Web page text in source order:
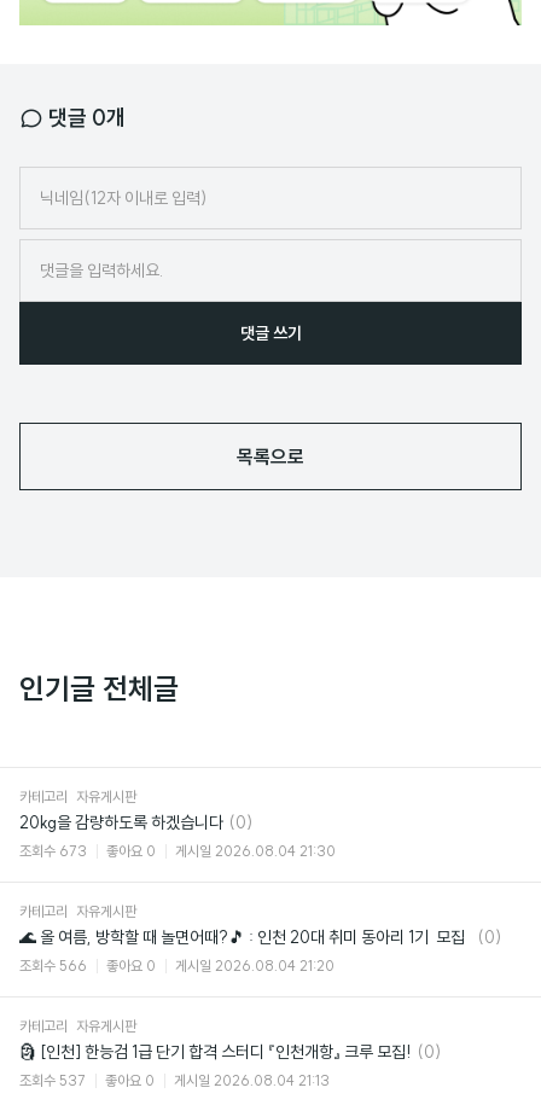
댓글 0개
임
댓글 쓰기
목록으로
인기글 전체글
카테고리 자유게시판
20kg을 감량하도록 하겠습니다 댓
글
(0)
조회수 673 좋아요 0 게시일 2026.08.04 21:30
카테고리 자유게시판
🌊 올 여름, 방학할 때 놀면어때?🎵 : 인천 20대 취미 동아리 1기 모집
댓
(0)
조회수 566 좋아요 0 게시일 2026.08.04 21:20
카테고리 자유게시판
🗿 [인천] 한능검 1급 단기 합격 스터디 『인천개항』 크루 모집! 댓
(0)
조회수 537 좋아요 0 게시일 2026.08.04 21:13